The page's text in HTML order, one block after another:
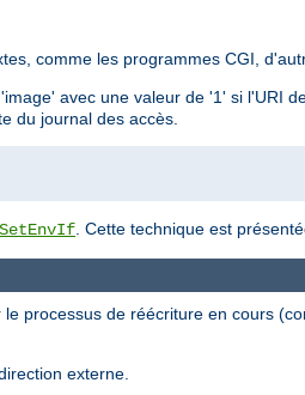
comme les programmes CGI,
avec une valeur de '1' si l'URI
du journal des accès.
SetEnvIf . Cette technique est
processus de réécriture en cours
externe.